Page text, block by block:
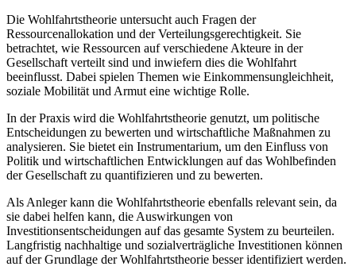
Die Wohlfahrtstheorie untersucht auch Fragen der
Ressourcenallokation und der Verteilungsgerechtigkeit. Sie
betrachtet, wie Ressourcen auf verschiedene Akteure in der
Gesellschaft verteilt sind und inwiefern dies die Wohlfahrt
beeinflusst. Dabei spielen Themen wie Einkommensungleichheit,
soziale Mobilität und Armut eine wichtige Rolle.
In der Praxis wird die Wohlfahrtstheorie genutzt, um politische
Entscheidungen zu bewerten und wirtschaftliche Maßnahmen zu
analysieren. Sie bietet ein Instrumentarium, um den Einfluss von
Politik und wirtschaftlichen Entwicklungen auf das Wohlbefinden
der Gesellschaft zu quantifizieren und zu bewerten.
Als Anleger kann die Wohlfahrtstheorie ebenfalls relevant sein, da
sie dabei helfen kann, die Auswirkungen von
Investitionsentscheidungen auf das gesamte System zu beurteilen.
Langfristig nachhaltige und sozialverträgliche Investitionen können
auf der Grundlage der Wohlfahrtstheorie besser identifiziert werden.